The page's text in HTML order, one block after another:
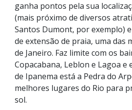
ganha pontos pela sua
(mais próximo de diversos
Santos Dumont, por exemplo)
de extensão de praia, uma das
de Janeiro. Faz limite com os
Copacabana, Leblon e Lagoa e
de Ipanema está a Pedra do
melhores lugares do Rio para
sol.